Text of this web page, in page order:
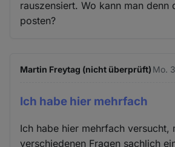
rauszensiert. Wo kann man denn
posten?
Martin Freytag (nicht überprüft) Mo.
Ich habe hier mehrfach
Ich habe hier mehrfach versucht,
verschiedenen Fragen sachlich